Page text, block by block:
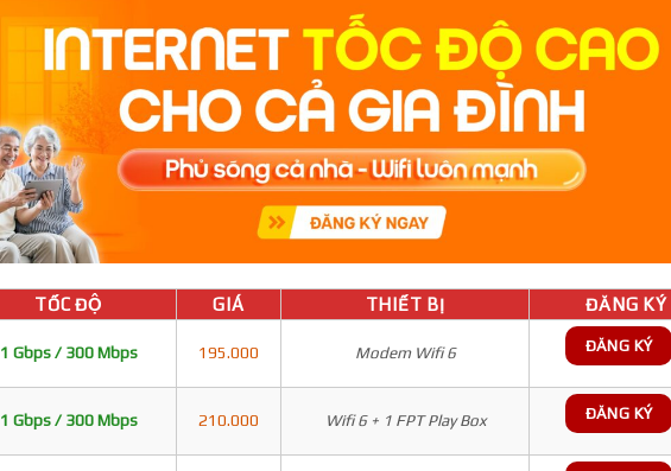
TỐC ĐỘ GIÁ THIẾT BỊ ĐĂNG KÝ
1 Gbps / 300 Mbps 195.000 Modem Wifi 6 ĐĂNG KÝ
1 Gbps / 300 Mbps 210.000 Wifi 6 + 1 FPT Play Box ĐĂNG KÝ